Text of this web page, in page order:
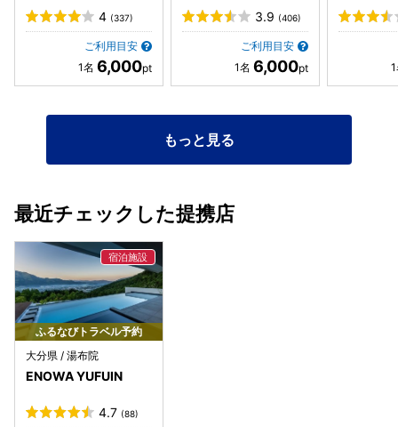
生産地50ヶ所以上を歩いて、旬を食べて回った経験から、書
かせていただけるならば、１２月から２月は寒を受けた葉野
菜の糖度や旨みが、最高に上がってくる時期。ブーケに見立
てて、籠盛りされた美しいお野菜たちは、できたら、オーガ
ニックのフレッシュな味も味わいたい。 葉野菜のベイクド
感じるには、何となく勿体無い一皿と感じます。炭化した葉
野菜は、ヘルシーではありません。
4 (337)
ご利用目安
6,000
3.9 (406)
ご利用目安
6,000
もっと見る
最近チェックした提携店
ふるなびトラベル予約
大分県 / 湯布院
ENOWA YUFUIN
4.7 (88)